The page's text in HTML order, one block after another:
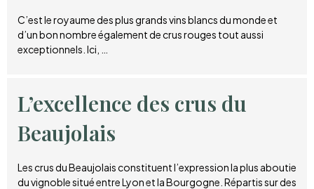
C’est le royaume des plus grands vins blancs du monde et
d’un bon nombre également de crus rouges tout aussi
exceptionnels. Ici, …
L’excellence des crus du
Beaujolais
Les crus du Beaujolais constituent l’expression la plus aboutie
du vignoble situé entre Lyon et la Bourgogne. Répartis sur des